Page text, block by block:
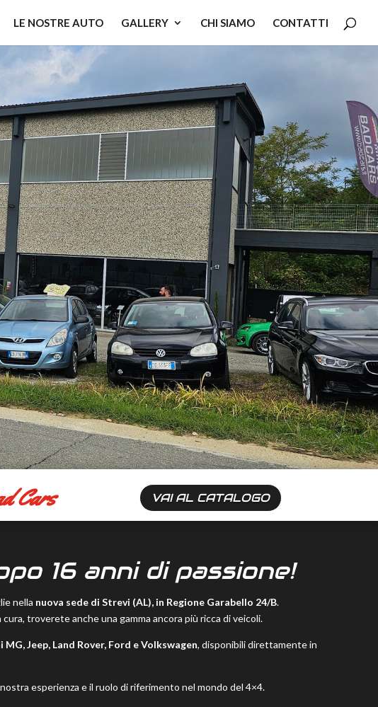
LE NOSTRE AUTO GALLERY CHI SIAMO CONTATTI
Cars VAI AL CATALOGO
16 anni di passione!
nella nuova sede di Strevi (AL), in Regione Garabello 24/B.
troverete anche una gamma ancora più ricca di veicoli.
Jeep, Land Rover, Ford e Volkswagen, disponibili direttamente in
esperienza e il ruolo di riferimento nel mondo del 4×4.